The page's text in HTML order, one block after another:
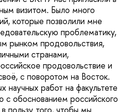
визитом. Было много
которые позволили мне
проблематику,
рынком продовольствия,
странами,
продовольствие и
с поворотом на Восток.
научных работ на факультете
с обоснованием российского